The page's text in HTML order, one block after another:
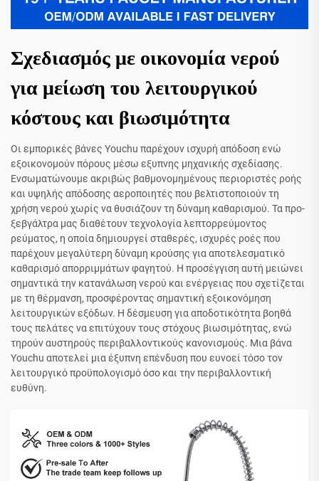
Σχεδιασμός με οικονομία νερού
για μείωση του λειτουργικού
κόστους και βιωσιμότητα
Οι εμπορικές βάνες Youchu παρέχουν ισχυρή απόδοση ενώ
εξοικονομούν πόρους μέσω εξυπνης μηχανικής σχεδίασης.
Ενσωματώνουμε ακριβώς βαθμονομημένους περιοριστές ροής
και υψηλής απόδοσης αεροποιητές που βελτιστοποιούν τη
χρήση νερού χωρίς να θυσιάζουν τη δύναμη καθαρισμού. Τα προ-
ξεβγάλτρα μας διαθέτουν τεχνολογία λεπτορρεύμοντος
ρεύματος, η οποία δημιουργεί σταθερές, ισχυρές ροές που
παρέχουν μεγαλύτερη δύναμη κρούσης για αποτελεσματικό
καθαρισμό απορριμμάτων φαγητού. Η προσέγγιση αυτή μειώνει
σημαντικά την κατανάλωση νερού και ενέργειας που σχετίζεται
με τη θέρμανση, προσφέροντας σημαντική εξοικονόμηση
λειτουργικών εξόδων. Η δέσμευση για αποδοτικότητα βοηθά
τους πελάτες να επιτύχουν τους στόχους βιωσιμότητας, ενώ
τηρούν αυστηρούς περιβαλλοντικούς κανονισμούς. Μια βάνα
Youchu αποτελεί μια έξυπνη επένδυση που ευνοεί τόσο τον
λειτουργικό προϋπολογισμό όσο και την περιβαλλοντική
ευθύνη.